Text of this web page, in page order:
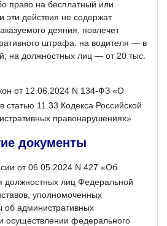
право на бесплатный или
эти действия не содержат
деяния, повлечет
штрафа: на водителя — в
на должностных лиц — от 20 тыс.
от 12.06.2024 N 134-ФЗ «О
статью 11.33 Кодекса Российской
правонарушениях»
документы
от 06.05.2024 N 427 «Об
должностных лиц Федеральной
уполномоченных
об административных
осуществлении федерального